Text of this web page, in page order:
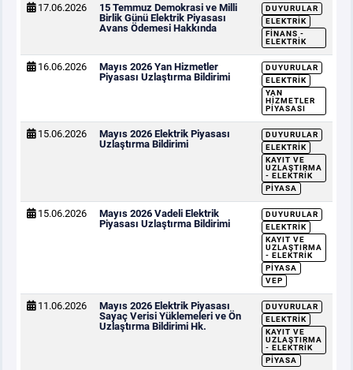
17.06.2026
15 Temmuz Demokrasi ve Milli
Birlik Günü Elektrik Piyasası
Avans Ödemesi Hakkında
DUYURULAR
ELEKTRIK
FINANS -
ELEKTRIK
16.06.2026
Mayıs 2026 Yan Hizmetler
Piyasası Uzlaştırma Bildirimi
DUYURULAR
ELEKTRIK
YAN
HIZMETLER
PIYASASI
15.06.2026
Mayıs 2026 Elektrik Piyasası
Uzlaştırma Bildirimi
DUYURULAR
ELEKTRIK
KAYIT VE
UZLAŞTIRMA
- ELEKTRIK
PIYASA
15.06.2026
Mayıs 2026 Vadeli Elektrik
Piyasası Uzlaştırma Bildirimi
DUYURULAR
ELEKTRIK
KAYIT VE
UZLAŞTIRMA
- ELEKTRIK
PIYASA
VEP
11.06.2026
Mayıs 2026 Elektrik Piyasası
Sayaç Verisi Yüklemeleri ve Ön
Uzlaştırma Bildirimi Hk.
DUYURULAR
ELEKTRIK
KAYIT VE
UZLAŞTIRMA
- ELEKTRIK
PIYASA